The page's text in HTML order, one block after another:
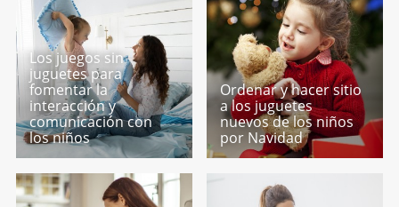
Los juegos sin
juguetes para
fomentar la
interacción y
comunicación con
los niños
Ordenar y hacer sitio
a los juguetes
nuevos de los niños
por Navidad